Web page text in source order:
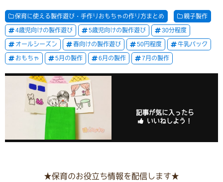
保育に使える製作遊び・手作りおもちゃの作り方まとめ 親子製作
4歳児向けの製作遊び 5歳児向けの製作遊び 30分程度
オールシーズン 春向けの製作遊び 50円程度 牛乳パック
おもちゃ 5月の製作 6月の製作 7月の製作
記事が気に入ったら
いいねしよう！
★保育のお役立ち情報を配信します★